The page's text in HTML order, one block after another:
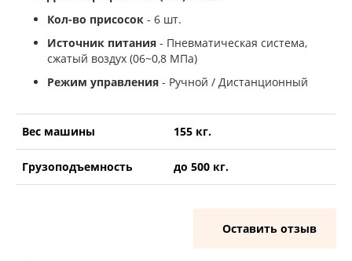
Кол-во присосок - 6 шт.
Источник питания - Пневматическая система,
сжатый воздух (06~0,8 МПа)
Режим управления - Ручной / Дистанционный
Вес машины 155 кг.
Грузоподъемность до 500 кг.
Оставить отзыв